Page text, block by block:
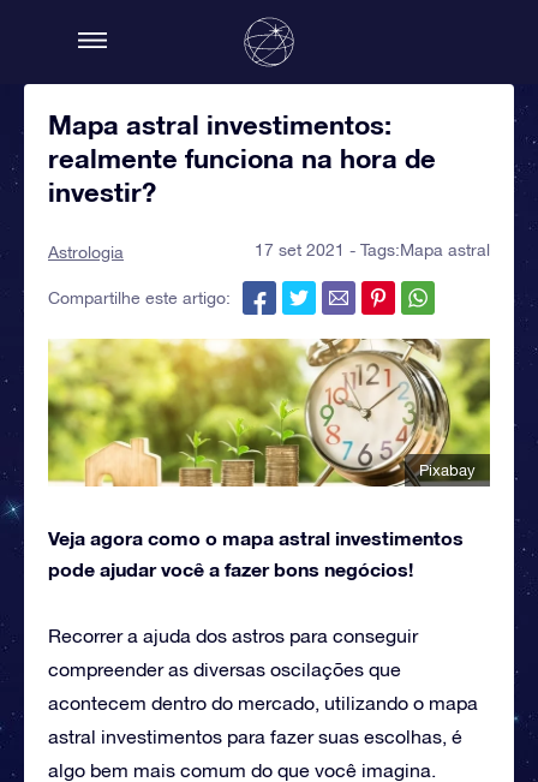
Mapa astral investimentos:
realmente funciona na hora de
investir?
Astrologia 17 set 2021 - Tags:Mapa astral
Compartilhe este artigo:
Pixabay
Veja agora como o mapa astral investimentos
pode ajudar você a fazer bons negócios!
Recorrer a ajuda dos astros para conseguir
compreender as diversas oscilações que
acontecem dentro do mercado, utilizando o mapa
astral investimentos para fazer suas escolhas, é
algo bem mais comum do que você imagina.